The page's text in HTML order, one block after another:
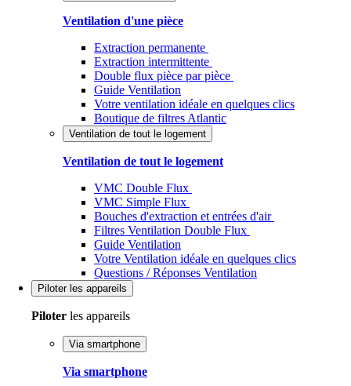
Ventilation d'une pièce
Extraction permanente
Extraction intermittente
Double flux pièce par pièce
Guide Ventilation
Votre ventilation idéale en quelques clics
Boutique de filtres Atlantic
Ventilation de tout le logement
Ventilation de tout le logement
VMC Double Flux
VMC Simple Flux
Bouches d'extraction et entrées d'air
Filtres Ventilation Double Flux
Guide Ventilation
Votre Ventilation idéale en quelques clics
Questions / Réponses Ventilation
Piloter les appareils
Piloter les appareils
Via smartphone
Via smartphone